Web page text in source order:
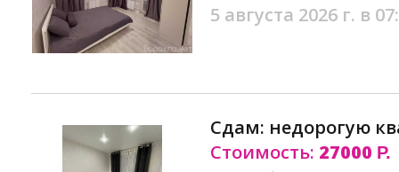
5 августа 2026 г. в
Сдам: недорогую
Стоимость: 27000 Р.